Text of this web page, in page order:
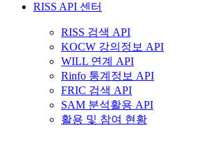
RISS API 센터
RISS 검색 API
KOCW 강의정보 API
WILL 연계 API
Rinfo 통계정보 API
FRIC 검색 API
SAM 분석활용 API
활용 및 참여 현황